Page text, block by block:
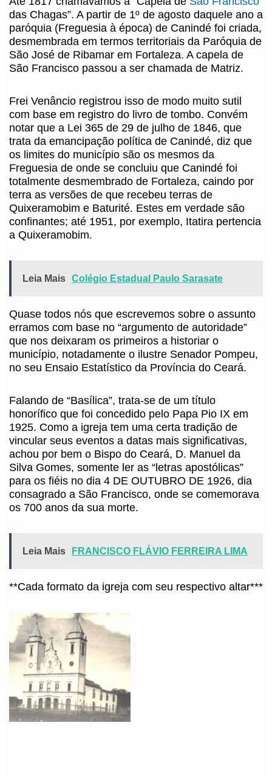
das Chagas”. A partir de 1º de agosto daquele ano a
paróquia (Freguesia à época) de Canindé foi criada,
desmembrada em termos territoriais da Paróquia de
São José de Ribamar em Fortaleza. A capela de
São Francisco passou a ser chamada de Matriz.
Frei Venâncio registrou isso de modo muito sutil
com base em registro do livro de tombo. Convém
notar que a Lei 365 de 29 de julho de 1846, que
trata da emancipação política de Canindé, diz que
os limites do município são os mesmos da
Freguesia de onde se concluiu que Canindé foi
totalmente desmembrado de Fortaleza, caindo por
terra as versões de que recebeu terras de
Quixeramobim e Baturité. Estes em verdade são
confinantes; até 1951, por exemplo, Itatira pertencia
a Quixeramobim.
Leia Mais Colégio Estadual Paulo Sarasate
Quase todos nós que escrevemos sobre o assunto
erramos com base no “argumento de autoridade”
que nos deixaram os primeiros a historiar o
município, notadamente o ilustre Senador Pompeu,
no seu Ensaio Estatístico da Província do Ceará.
Falando de “Basílica”, trata-se de um título
honorífico que foi concedido pelo Papa Pio IX em
1925. Como a igreja tem uma certa tradição de
vincular seus eventos a datas mais significativas,
achou por bem o Bispo do Ceará, D. Manuel da
Silva Gomes, somente ler as “letras apostólicas”
para os fiéis no dia 4 DE OUTUBRO DE 1926, dia
consagrado a São Francisco, onde se comemorava
os 700 anos da sua morte.
Leia Mais FRANCISCO FLÁVIO FERREIRA LIMA
**Cada formato da igreja com seu respectivo altar***